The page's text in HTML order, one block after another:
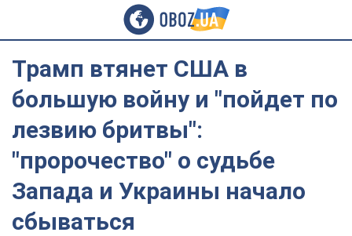
Трамп втянет США в
большую войну и "пойдет по
лезвию бритвы":
"пророчество" о судьбе
Запада и Украины начало
сбываться